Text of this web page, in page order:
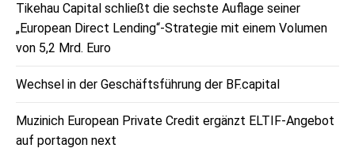
Tikehau Capital schließt die sechste Auflage seiner
„European Direct Lending“-Strategie mit einem Volumen
von 5,2 Mrd. Euro
Wechsel in der Geschäftsführung der BF.capital
Muzinich European Private Credit ergänzt ELTIF-Angebot
auf portagon next